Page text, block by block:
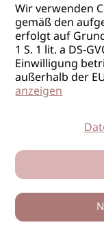
Wir verwenden
gemäß den
erfolgt auf
1 S. 1 lit. a DS-
Einwilligung
außerhalb der
anzeigen